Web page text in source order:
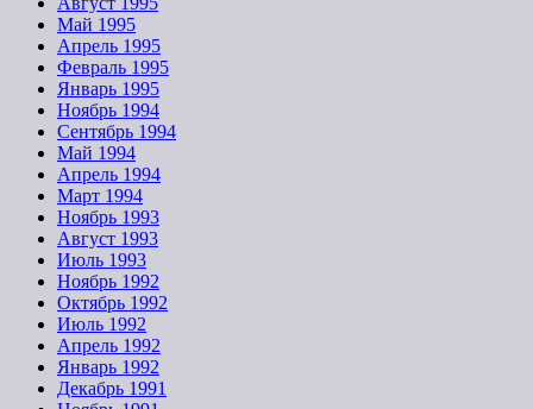
Май 1995
Апрель 1995
Февраль 1995
Январь 1995
Ноябрь 1994
Сентябрь 1994
Май 1994
Апрель 1994
Март 1994
Ноябрь 1993
Август 1993
Июль 1993
Ноябрь 1992
Октябрь 1992
Июль 1992
Апрель 1992
Январь 1992
Декабрь 1991